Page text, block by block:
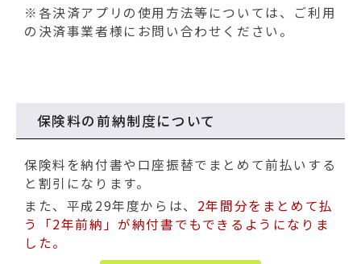
※各決済アプリの使用方法等については、ご利用
の決済事業者様にお問い合わせください。
保険料の前納制度について
保険料を納付書や口座振替でまとめて前払いする
と割引になります。
また、平成29年度からは、 2年間分をまとめて払
う「2年前納」が納付書でもできるようになりま
した。